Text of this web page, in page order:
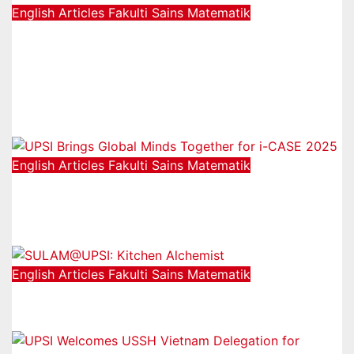
English Articles Fakulti Sains Matematik
English Articles Fakulti Sains Matematik
English Articles Fakulti Sains Matematik